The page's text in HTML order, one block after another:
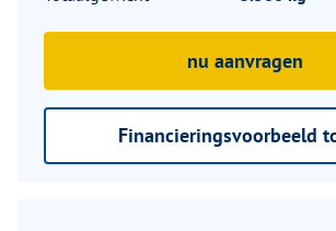
nu aanvragen
Financieringsvoorbeeld